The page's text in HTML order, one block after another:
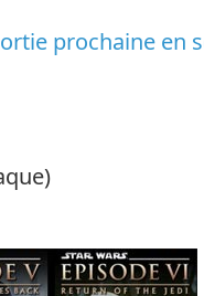
prochaine en